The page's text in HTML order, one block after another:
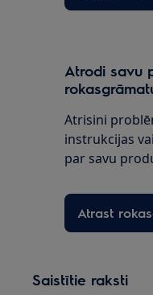
Atrodi savu
Atrisini
instrukcijas
par savu
Atrast
Saistītie raksti